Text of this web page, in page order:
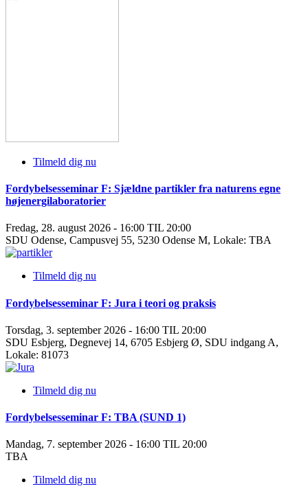
Tilmeld dig nu
Fordybelsesseminar F: Sjældne partikler fra naturens egne
højenergilaboratorier
Fredag, 28. august 2026 - 16:00 TIL 20:00
SDU Odense, Campusvej 55, 5230 Odense M, Lokale: TBA
Tilmeld dig nu
Fordybelsesseminar F: Jura i teori og praksis
Torsdag, 3. september 2026 - 16:00 TIL 20:00
SDU Esbjerg, Degnevej 14, 6705 Esbjerg Ø, SDU indgang A,
Lokale: 81073
Tilmeld dig nu
Fordybelsesseminar F: TBA (SUND 1)
Mandag, 7. september 2026 - 16:00 TIL 20:00
TBA
Tilmeld dig nu